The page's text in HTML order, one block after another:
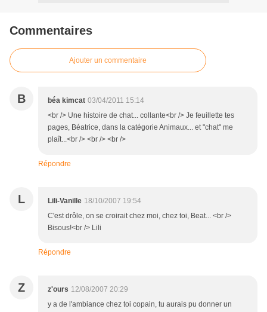
Commentaires
Ajouter un commentaire
B béa kimcat 03/04/2011 15:14
<br /> Une histoire de chat... collante<br /> Je feuillette tes
pages, Béatrice, dans la catégorie Animaux... et "chat" me
plaît...<br /> <br /> <br />
Répondre
L Lili-Vanille 18/10/2007 19:54
C'est drôle, on se croirait chez moi, chez toi, Beat... <br />
Bisous!<br /> Lili
Répondre
Z z'ours 12/08/2007 20:29
y a de l'ambiance chez toi copain, tu aurais pu donner un